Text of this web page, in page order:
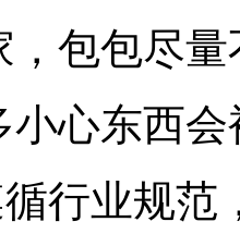
，包包尽
小心东西
行业规